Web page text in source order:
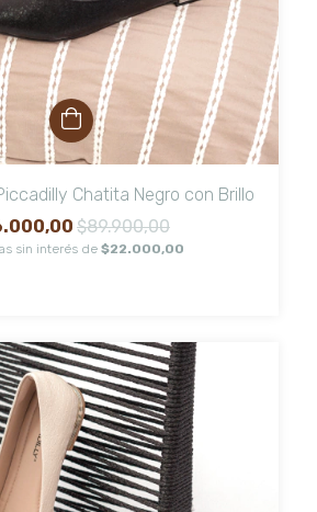
Chatita Negro con Brillo
$89.900,00
sin interés de $22.000,00